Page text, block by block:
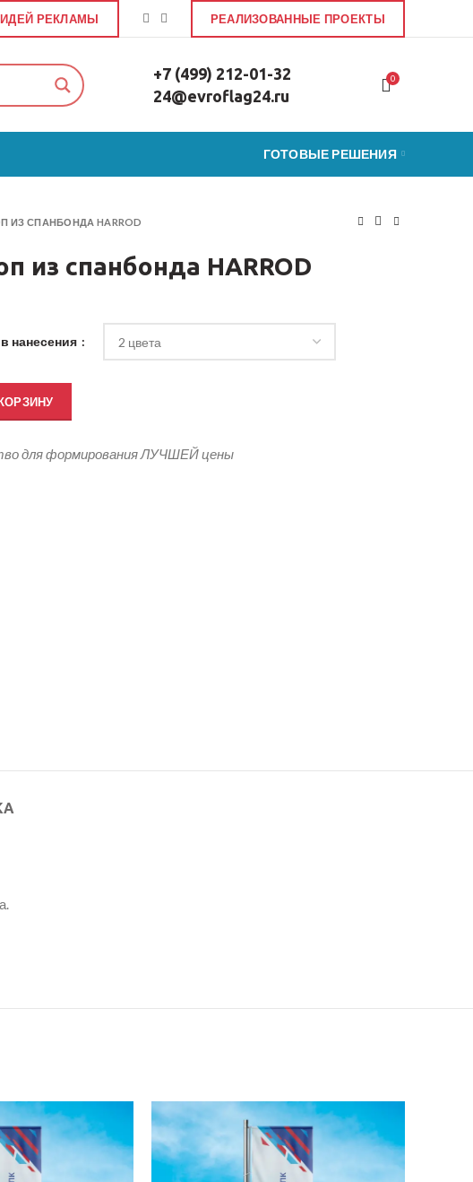
ИДЕЙ РЕКЛАМЫ РЕАЛИЗОВАННЫЕ ПРОЕКТЫ
+7 (499) 212-01-32
24@evroflag24.ru
0
ГОТОВЫЕ РЕШЕНИЯ
ИЗ СПАНБОНДА HARROD
из спанбонда HARROD
нанесения
для формирования ЛУЧШЕЙ цены